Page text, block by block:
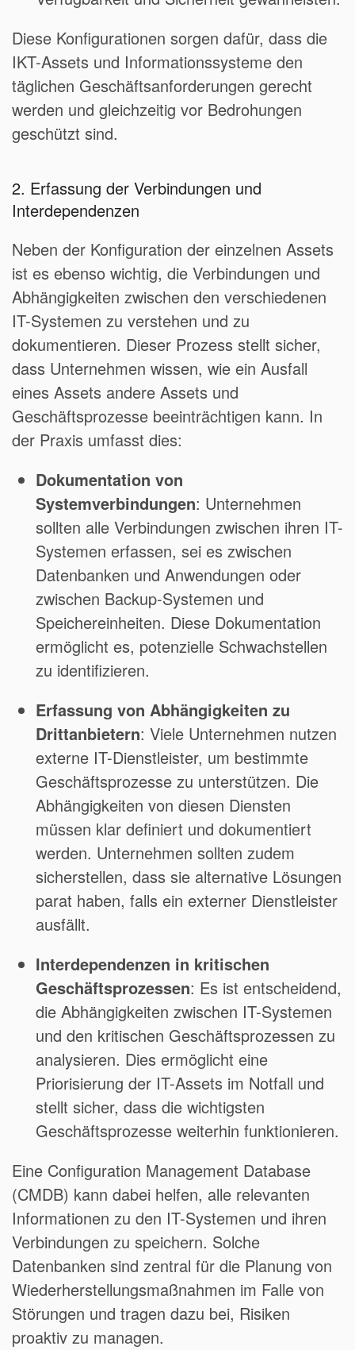
Diese Konfigurationen sorgen dafür, dass die
IKT-Assets und Informationssysteme den
täglichen Geschäftsanforderungen gerecht
werden und gleichzeitig vor Bedrohungen
geschützt sind.
2. Erfassung der Verbindungen und
Interdependenzen
Neben der Konfiguration der einzelnen Assets
ist es ebenso wichtig, die Verbindungen und
Abhängigkeiten zwischen den verschiedenen
IT-Systemen zu verstehen und zu
dokumentieren. Dieser Prozess stellt sicher,
dass Unternehmen wissen, wie ein Ausfall
eines Assets andere Assets und
Geschäftsprozesse beeinträchtigen kann. In
der Praxis umfasst dies:
Dokumentation von
Systemverbindungen: Unternehmen
sollten alle Verbindungen zwischen ihren IT-
Systemen erfassen, sei es zwischen
Datenbanken und Anwendungen oder
zwischen Backup-Systemen und
Speichereinheiten. Diese Dokumentation
ermöglicht es, potenzielle Schwachstellen
zu identifizieren.
Erfassung von Abhängigkeiten zu
Drittanbietern: Viele Unternehmen nutzen
externe IT-Dienstleister, um bestimmte
Geschäftsprozesse zu unterstützen. Die
Abhängigkeiten von diesen Diensten
müssen klar definiert und dokumentiert
werden. Unternehmen sollten zudem
sicherstellen, dass sie alternative Lösungen
parat haben, falls ein externer Dienstleister
ausfällt.
Interdependenzen in kritischen
Geschäftsprozessen: Es ist entscheidend,
die Abhängigkeiten zwischen IT-Systemen
und den kritischen Geschäftsprozessen zu
analysieren. Dies ermöglicht eine
Priorisierung der IT-Assets im Notfall und
stellt sicher, dass die wichtigsten
Geschäftsprozesse weiterhin funktionieren.
Eine Configuration Management Database
(CMDB) kann dabei helfen, alle relevanten
Informationen zu den IT-Systemen und ihren
Verbindungen zu speichern. Solche
Datenbanken sind zentral für die Planung von
Wiederherstellungsmaßnahmen im Falle von
Störungen und tragen dazu bei, Risiken
proaktiv zu managen.